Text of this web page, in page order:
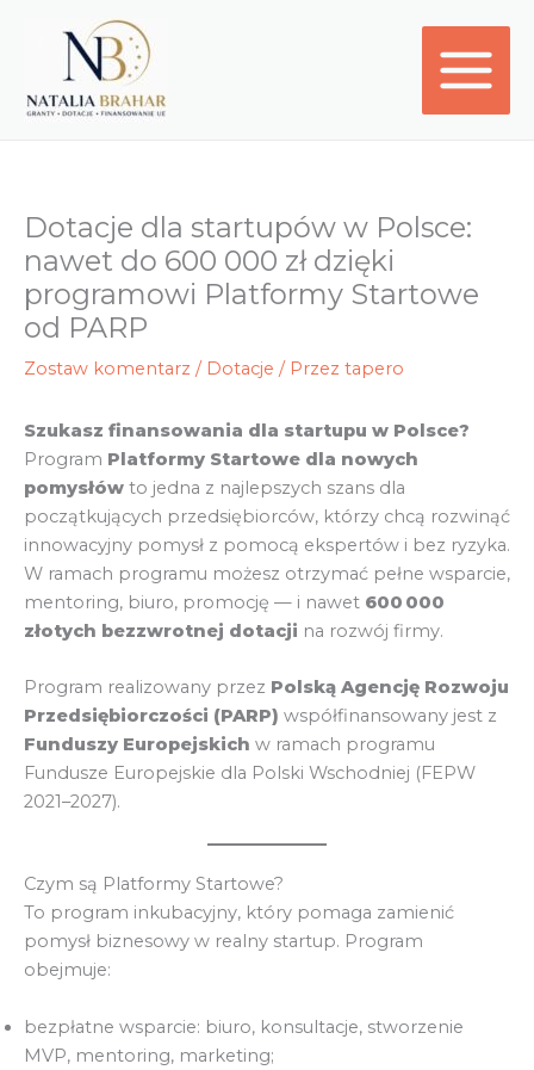
Dotacje dla startupów w Polsce:
nawet do 600 000 zł dzięki
programowi Platformy Startowe
od PARP
Zostaw komentarz / Dotacje / Przez tapero
Szukasz finansowania dla startupu w Polsce?
Program Platformy Startowe dla nowych
pomysłów to jedna z najlepszych szans dla
początkujących przedsiębiorców, którzy chcą rozwinąć
innowacyjny pomysł z pomocą ekspertów i bez ryzyka.
W ramach programu możesz otrzymać pełne wsparcie,
mentoring, biuro, promocję — i nawet 600 000
złotych bezzwrotnej dotacji na rozwój firmy.
Program realizowany przez Polską Agencję Rozwoju
Przedsiębiorczości (PARP) współfinansowany jest z
Funduszy Europejskich w ramach programu
Fundusze Europejskie dla Polski Wschodniej (FEPW
2021–2027).
Czym są Platformy Startowe?
To program inkubacyjny, który pomaga zamienić
pomysł biznesowy w realny startup. Program
obejmuje:
bezpłatne wsparcie: biuro, konsultacje, stworzenie
MVP, mentoring, marketing;